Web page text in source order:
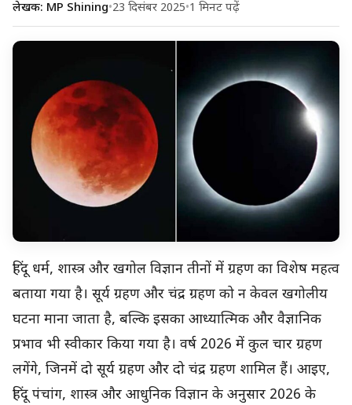
लेखक: MP Shining•23 दिसंबर 2025•1 मिनट पढ़ें
हिंदू धर्म, शास्त्र और खगोल विज्ञान तीनों में ग्रहण का विशेष महत्व
बताया गया है। सूर्य ग्रहण और चंद्र ग्रहण को न केवल खगोलीय
घटना माना जाता है, बल्कि इसका आध्यात्मिक और वैज्ञानिक
प्रभाव भी स्वीकार किया गया है। वर्ष 2026 में कुल चार ग्रहण
लगेंगे, जिनमें दो सूर्य ग्रहण और दो चंद्र ग्रहण शामिल हैं। आइए,
हिंदू पंचांग, शास्त्र और आधुनिक विज्ञान के अनुसार 2026 के